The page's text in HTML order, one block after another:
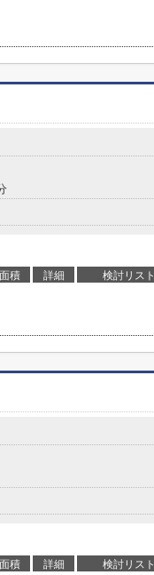
面積 詳細 検討リスト
面積 詳細 検討リスト